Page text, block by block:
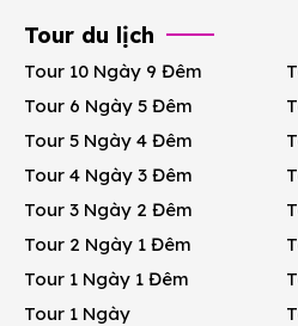
Tour du lịch
Tour 10 Ngày 9 Đêm
Tour 6 Ngày 5 Đêm
Tour 5 Ngày 4 Đêm
Tour 4 Ngày 3 Đêm
Tour 3 Ngày 2 Đêm
Tour 2 Ngày 1 Đêm
Tour 1 Ngày 1 Đêm
Tour 1 Ngày